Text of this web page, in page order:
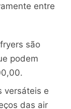
entre
são
podem
versáteis e
das air